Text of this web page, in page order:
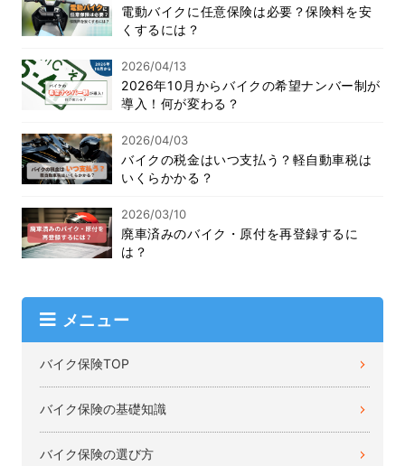
電動バイクに任意保険は必要？保険料を安
くするには？
2026/04/13
2026年10月からバイクの希望ナンバー制が
導入！何が変わる？
2026/04/03
バイクの税金はいつ支払う？軽自動車税は
いくらかかる？
2026/03/10
廃車済みのバイク・原付を再登録するに
は？
メニュー
バイク保険TOP
バイク保険の基礎知識
バイク保険の選び方